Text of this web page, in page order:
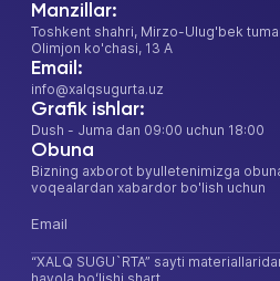
Manzillar:
Toshkent shahri, Mirzo-Ulug'bek
Olimjon ko'chasi, 13 A
Email:
info@xalqsugurta.uz
Grafik ishlar:
Dush - Juma dan 09:00 uchun 18:00
Obuna
Bizning axborot byulletenimizga
voqealardan xabardor bo'lish uchun
“XALQ SUGU`RTA” sayti